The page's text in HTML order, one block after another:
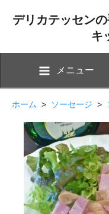
デリカテッセン
キ
メニュー
ホーム > ソーセージ >